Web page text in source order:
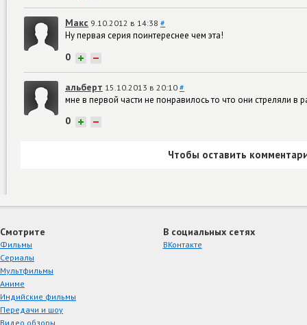
Макс 9.10.2012 в 14:38 #
Ну первая серия поинтереснее чем эта!
0 + −
альберт 15.10.2013 в 20:10 #
мне в первой части не понравилось то что они стреляли в
0 + −
Чтобы оставить
Смотрите
Фильмы
Сериалы
Мультфильмы
Аниме
Индийские фильмы
Передачи и шоу
Видео обзоры
В социальных сетях
ВКонтакте